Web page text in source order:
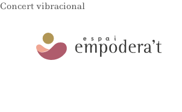
Concert vibracional